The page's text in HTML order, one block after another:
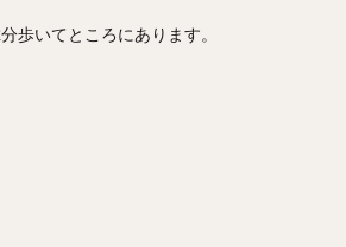
歩いてところにあります。